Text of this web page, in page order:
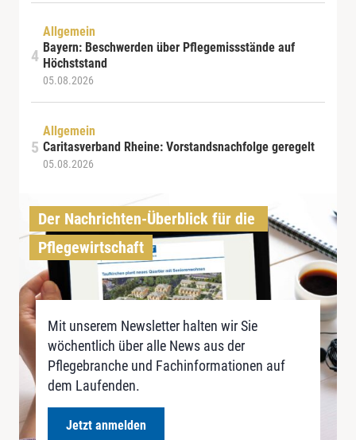
Allgemein
Bayern: Beschwerden über Pflegemissstände auf
Höchststand
05.08.2026
Allgemein
Caritasverband Rheine: Vorstandsnachfolge geregelt
05.08.2026
Der Nachrichten-Überblick für die
Pflegewirtschaft
Mit unserem Newsletter halten wir Sie
wöchentlich über alle News aus der
Pflegebranche und Fachinformationen auf
dem Laufenden.
Jetzt anmelden